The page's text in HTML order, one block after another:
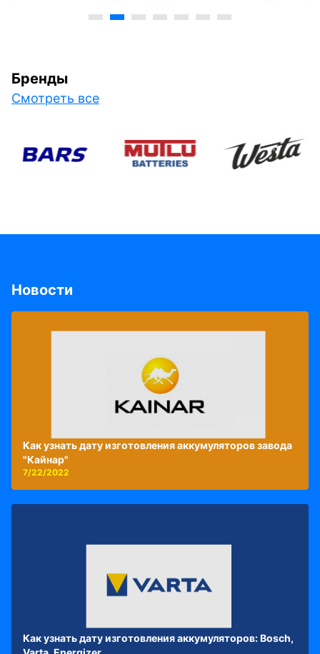
Бренды
Смотреть все
Новости
Как узнать дату изготовления аккумуляторов завода
"Кайнар"
7/22/2022
Как узнать дату изготовления аккумуляторов: Bosch,